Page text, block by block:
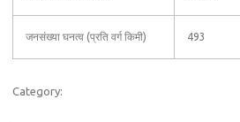
जनसंख्या घनत्व (प्रति वर्ग किमी) 493
Category: